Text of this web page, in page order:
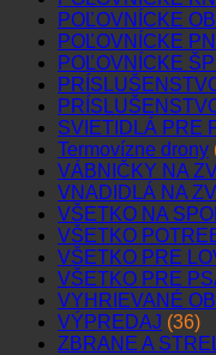
POĽOVNÍCKE
POĽOVNÍCKE
POĽOVNÍCKE
SVIETIDLÁ PRE
Termovízne drony
VÁBNIČKY NA
VNADIDLÁ NA
VŠETKO NA
VŠETKO
VŠETKO PRE
VŠETKO PRE
VYHRIEVANÉ
VÝPREDAJ (36)
ZBRANE A